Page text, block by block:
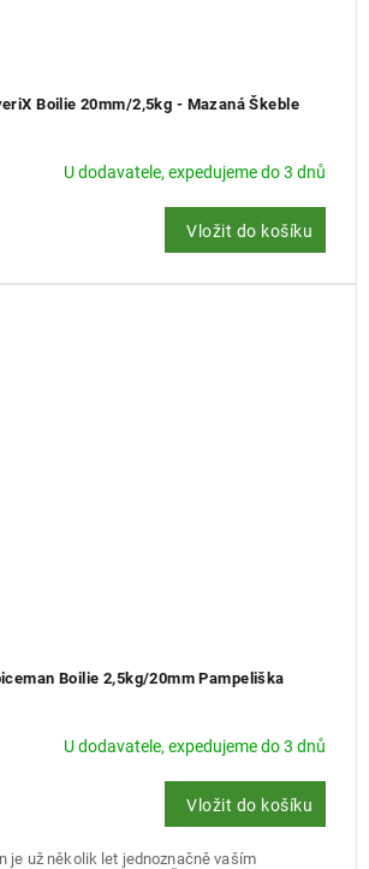
Boilie 20mm/2,5kg - Mazaná Škeble
U dodavatele, expedujeme do 3 dnů
Vložit do košíku
Boilie 2,5kg/20mm Pampeliška
U dodavatele, expedujeme do 3 dnů
Vložit do košíku
je už několik let jednoznačně vaším